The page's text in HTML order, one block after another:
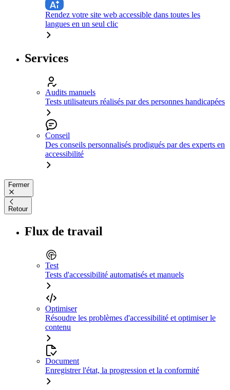
Rendez votre site web accessible dans toutes les
langues en un seul clic
Services
Audits manuels
Tests utilisateurs réalisés par des personnes handicapées
Conseil
Des conseils personnalisés prodigués par des experts en
accessibilité
Fermer
Retour
Flux de travail
Test
Tests d'accessibilité automatisés et manuels
Optimiser
Résoudre les problèmes d'accessibilité et optimiser le
contenu
Document
Enregistrer l'état, la progression et la conformité